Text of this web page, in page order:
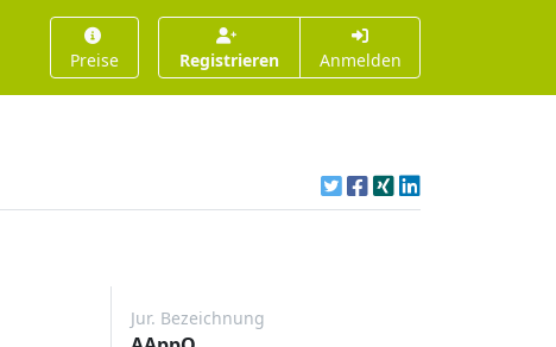
Preise Registrieren Anmelden
Jur. Bezeichnung